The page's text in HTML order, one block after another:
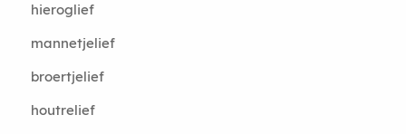
hieroglief
mannetjelief
broertjelief
houtrelief